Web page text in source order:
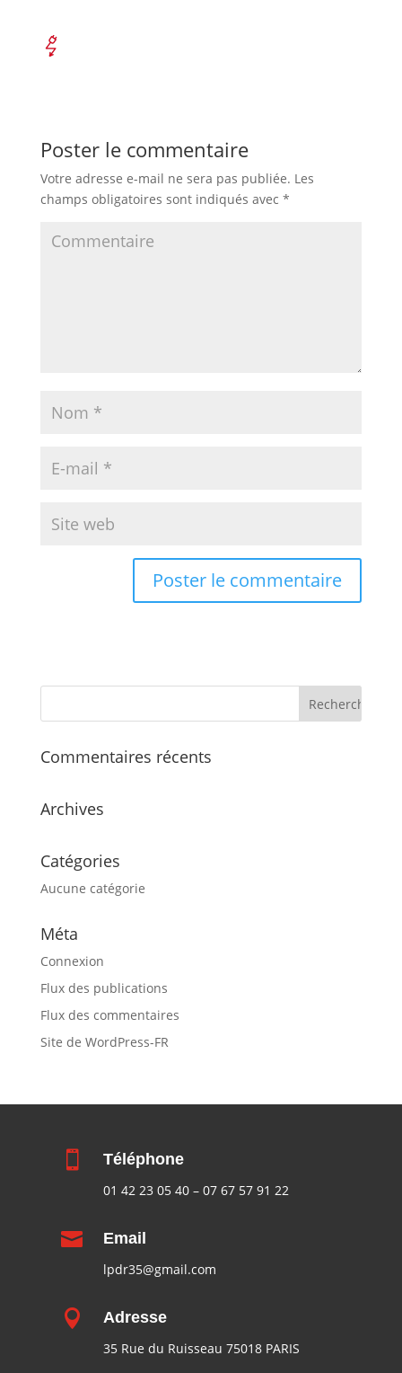
Poster le commentaire
Votre adresse e-mail ne sera pas publiée. Les
champs obligatoires sont indiqués avec *
Commentaires récents
Archives
Catégories
Aucune catégorie
Méta
Connexion
Flux des publications
Flux des commentaires
Site de WordPress-FR
 Téléphone
01 42 23 05 40– 07 67 57 91 22
 Email
lpdr35@gmail.com
 Adresse
35 Rue du Ruisseau 75018 PARIS